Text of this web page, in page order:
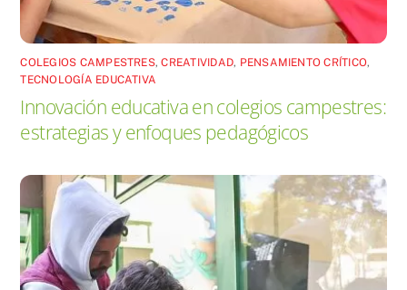
COLEGIOS CAMPESTRES,CREATIVIDAD, PENSAMIENTO CRÍTICO,
TECNOLOGÍA EDUCATIVA
Innovación educativa en colegios campestres:
estrategias y enfoques pedagógicos